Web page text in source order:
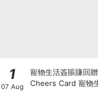
1
07 Aug
寵物生活簽賬賺回
Cheers Card 寵物